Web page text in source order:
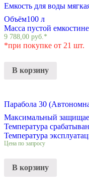
Емкость для воды
Объём100 л
Масса пустой емкости
9 788,00 руб. *
*при покупке от 21 шт.
В корзину
Парабола 30
Максимальный
Температура
Температура
Цена по запросу
В корзину